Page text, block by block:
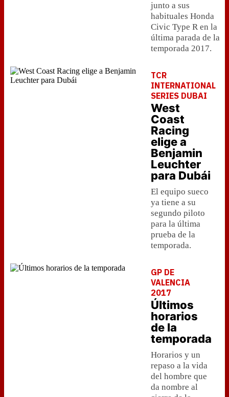
junto a sus
habituales Honda
Civic Type R en la
última parada de la
temporada 2017.
TCR
INTERNATIONAL
SERIES DUBAI
West
Coast
Racing
elige a
Benjamin
Leuchter
para Dubái
El equipo sueco
ya tiene a su
segundo piloto
para la última
prueba de la
temporada.
GP DE
VALENCIA
2017
Últimos
horarios
de la
temporada
Horarios y un
repaso a la vida
del hombre que
da nombre al